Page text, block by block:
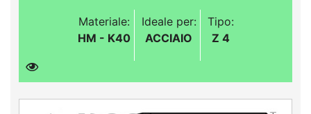
Materiale:
HM - K40
Ideale per:
ACCIAIO
Tipo:
Z 4